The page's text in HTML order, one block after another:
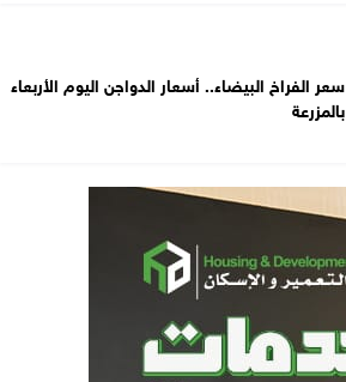
سعر الفراخ البيضاء.. أسعار الدواجن اليوم الأربعاء
بالمزرعة